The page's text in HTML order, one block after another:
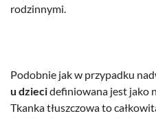
rodzinnymi.
Podobnie jak w przypadku
u dziecidefiniowana jest jako
Tkanka tłuszczowa to